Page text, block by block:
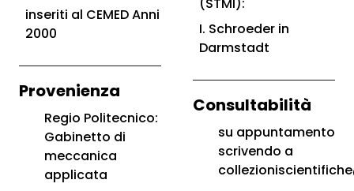
inseriti al CEMED Anni
2000
Provenienza
Regio Politecnico:
Gabinetto di
meccanica
applicata
I. Schroeder in
Darmstadt
Consultabilità
su appuntamento
scrivendo a